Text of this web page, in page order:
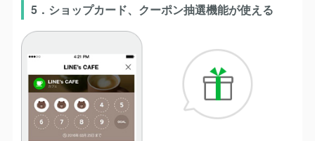
5．ショップカード、クーポン抽選機能が使える